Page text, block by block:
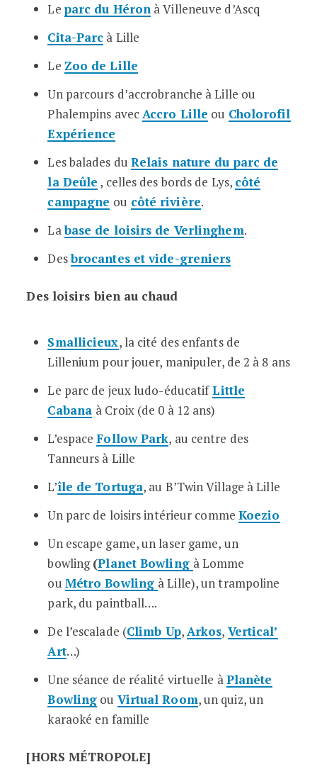
Le parc du Héron à Villeneuve d’Ascq
Cita-Parc à Lille
Le Zoo de Lille
Un parcours d’accrobranche à Lille ou
Phalempins avecAccro Lille ou Cholorofil
Expérience
Les balades du Relais nature du parc de
la Deûle , celles des bords de Lys, côté
campagne ou côté rivière.
Labase de loisirs de Verlinghem.
Desbrocantes et vide-greniers
Des loisirs bien au chaud
Smallicieux, la cité des enfants de
Lillenium pour jouer, manipuler, de 2 à 8 ans
Le parc de jeux ludo-éducatif Little
Cabana à Croix (de 0 à 12 ans)
L’espaceFollow Park, au centre des
Tanneurs à Lille
L’île de Tortuga, au B’Twin Village à Lille
Un parc de loisirs intérieur comme Koezio
Un escape game, un laser game, un
bowling(Planet Bowling à Lomme
ou Métro Bowling à Lille), un trampoline
park, du paintball….
De l’escalade (Climb Up,Arkos, Vertical’
Art…)
Une séance de réalité virtuelle àPlanète
Bowling ou Virtual Room, un quiz, un
karaoké en famille
[HORS MÉTROPOLE]